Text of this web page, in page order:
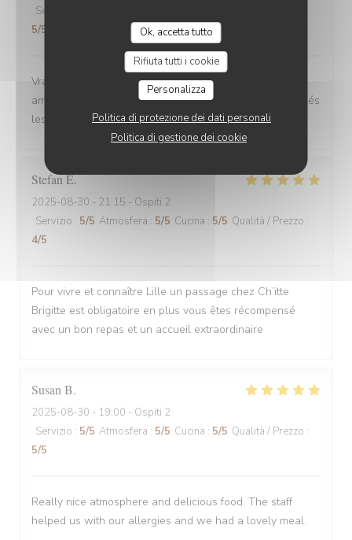
Ok, accetta tutto
Rifiuta tutti i cookie
Personalizza
Politica di protezione dei dati personali
Politica di gestione dei cookie
Servizio
5/5
Vrai Estaminet du Nord, nourriture excellente, uste a
ameillorer le rytme de sortie des plats, pas tjs coordonnés
les frites avec les plats principaux.
StefanE
2025-08-30 - 21:15 - Ospiti 2
Servizio : 5/5 Atmosfera : 5/5 Cucina : 5/5 Qualità / Prezzo :
4/5
Pour vivre et connaître Lille un passage chez Ch’itte
Brigitte est obligatoire en plus vous êtes récompensé
avec un bon repas et un accueil extraordinaire
Susan B
2025-08-30 - 19:00 - Ospiti 2
Servizio : 5/5 Atmosfera : 5/5 Cucina : 5/5 Qualità / Prezzo :
5/5
Really nice atmosphere and delicious food. The staff
helped us with our allergies and we had a lovely meal.